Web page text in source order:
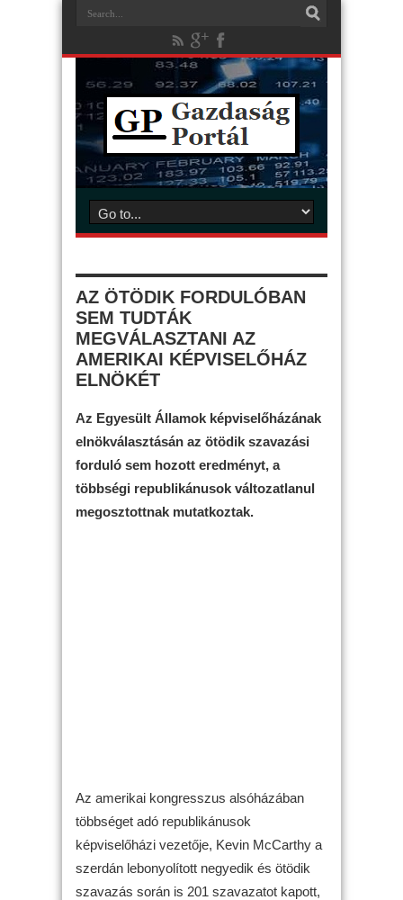
AZ ÖTÖDIK FORDULÓBAN
SEM TUDTÁK
MEGVÁLASZTANI AZ
AMERIKAI KÉPVISELŐHÁZ
ELNÖKÉT
Az Egyesült Államok képviselőházának
elnökválasztásán az ötödik szavazási
forduló sem hozott eredményt, a
többségi republikánusok változatlanul
megosztottnak mutatkoztak.
Az amerikai kongresszus alsóházában
többséget adó republikánusok
képviselőházi vezetője, Kevin McCarthy a
szerdán lebonyolított negyedik és ötödik
szavazás során is 201 szavazatot kapott,